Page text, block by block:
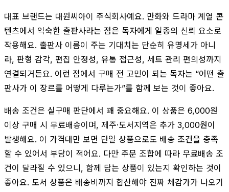
대표 브랜드는 대원씨아이 주식회사예요. 만화와 드라마 계열 콘
텐츠에서 익숙한 출판사라는 점은 독자에게 일종의 신뢰 요소로
작용해요. 출판사 이름이 주는 기대치는 단순히 유명세가 아니
라, 판형 감각, 편집 안정성, 유통 접근성, 세트 관리 편의성까지
연결되거든요. 이런 점에서 구매 전 고민이 되는 독자는 “어떤 출
판사가 이 장르를 어떻게 다루는가”를 함께 보는 것이 좋아요.
배송 조건은 실구매 판단에서 꽤 중요해요. 이 상품은 6,000원
이상 구매 시 무료배송이며, 제주·도서지역은 추가 3,000원이
발생해요. 이 가격대만 보면 단일 상품으로도 배송 조건을 충족
할 수 있어서 부담이 적어요. 다만 주문 조합에 따라 무료배송 조
건이 달라질 수 있으니, 함께 담는 상품이 있는지 확인하는 것이
좋아요. 도서 상품은 배송비까지 합산해야 진짜 체감가가 나오기